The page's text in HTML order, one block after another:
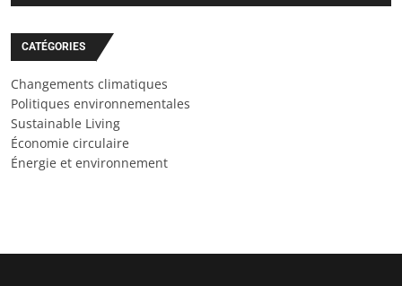
CATÉGORIES
Changements climatiques
Politiques environnementales
Sustainable Living
Économie circulaire
Énergie et environnement